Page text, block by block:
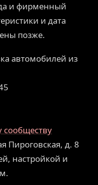
и фирменный
и дата
позже.
автомобилей из
Пироговская, д. 8
настройкой и